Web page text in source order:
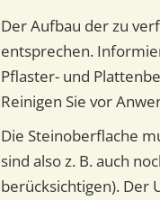
Der Aufbau der zu
entsprechen.
Pflaster- und
Reinigen Sie vor
Die Steinoberflache
sind also z. B. auch
berücksichtigen). Der